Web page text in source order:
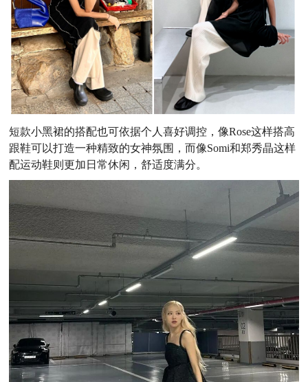
短款小黑裙的搭配也可依据个人喜好调控，像Rose这样搭高
跟鞋可以打造一种精致的女神氛围，而像Somi和郑秀晶这样
配运动鞋则更加日常休闲，舒适度满分。